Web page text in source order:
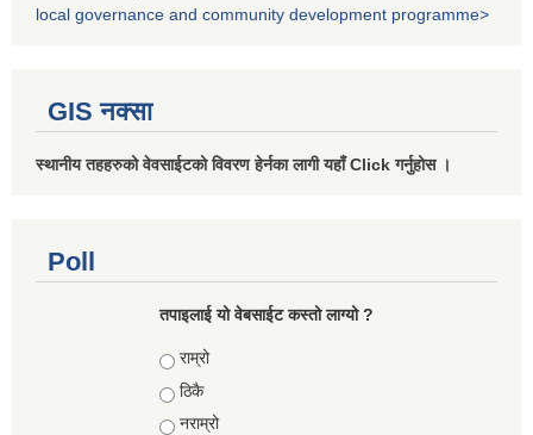
local governance and community development programme>
GIS नक्सा
स्थानीय तहहरुको वेवसाईटको विवरण हेर्नका लागी यहाँ Click गर्नुहोस ।
Poll
तपाइलाई यो वेबसाईट कस्तो लाग्यो ?
Choices
राम्रो
ठिकै
नराम्रो